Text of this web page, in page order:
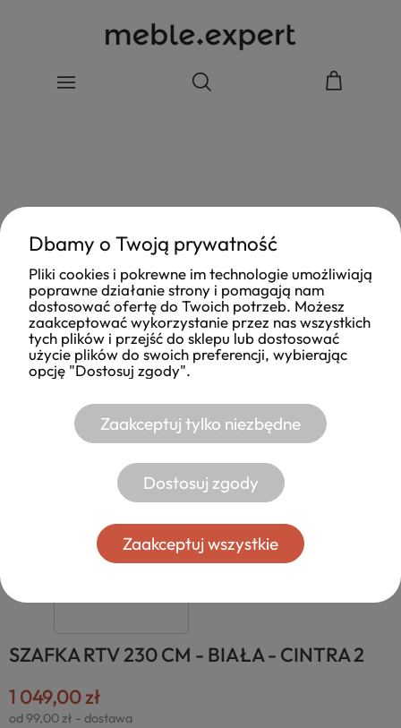
SZAFKA RTV 230 CM - BIAŁA - CINTRA 2
1 049,00 zł
od 99,00 zł - dostawa
Dbamy o Twoją prywatność
Pliki cookies i pokrewne im technologie umożliwiają
poprawne działanie strony i pomagają nam
dostosować ofertę do Twoich potrzeb. Możesz
zaakceptować wykorzystanie przez nas wszystkich
tych plików i przejść do sklepu lub dostosować
użycie plików do swoich preferencji, wybierając
opcję "Dostosuj zgody".
Zaakceptuj tylko niezbędne
Dostosuj zgody
Zaakceptuj wszystkie